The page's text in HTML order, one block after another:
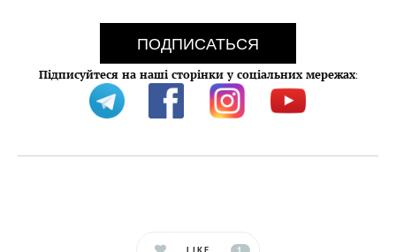
ПОДПИСАТЬСЯ
Підписуйтеся на наші сторінки у соціальних мережах: